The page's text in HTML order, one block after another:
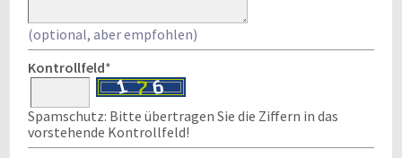
(optional, aber empfohlen)
Kontrollfeld*
Spamschutz: Bitte übertragen Sie die Ziffern in das
vorstehende Kontrollfeld!